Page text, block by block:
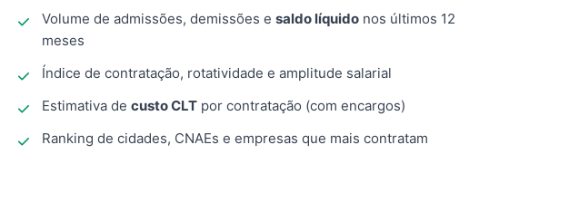
Volume de admissões, demissões e saldo líquido nos últimos 12
meses
Índice de contratação, rotatividade e amplitude salarial
Estimativa de custo CLT por contratação (com encargos)
Ranking de cidades, CNAEs e empresas que mais contratam